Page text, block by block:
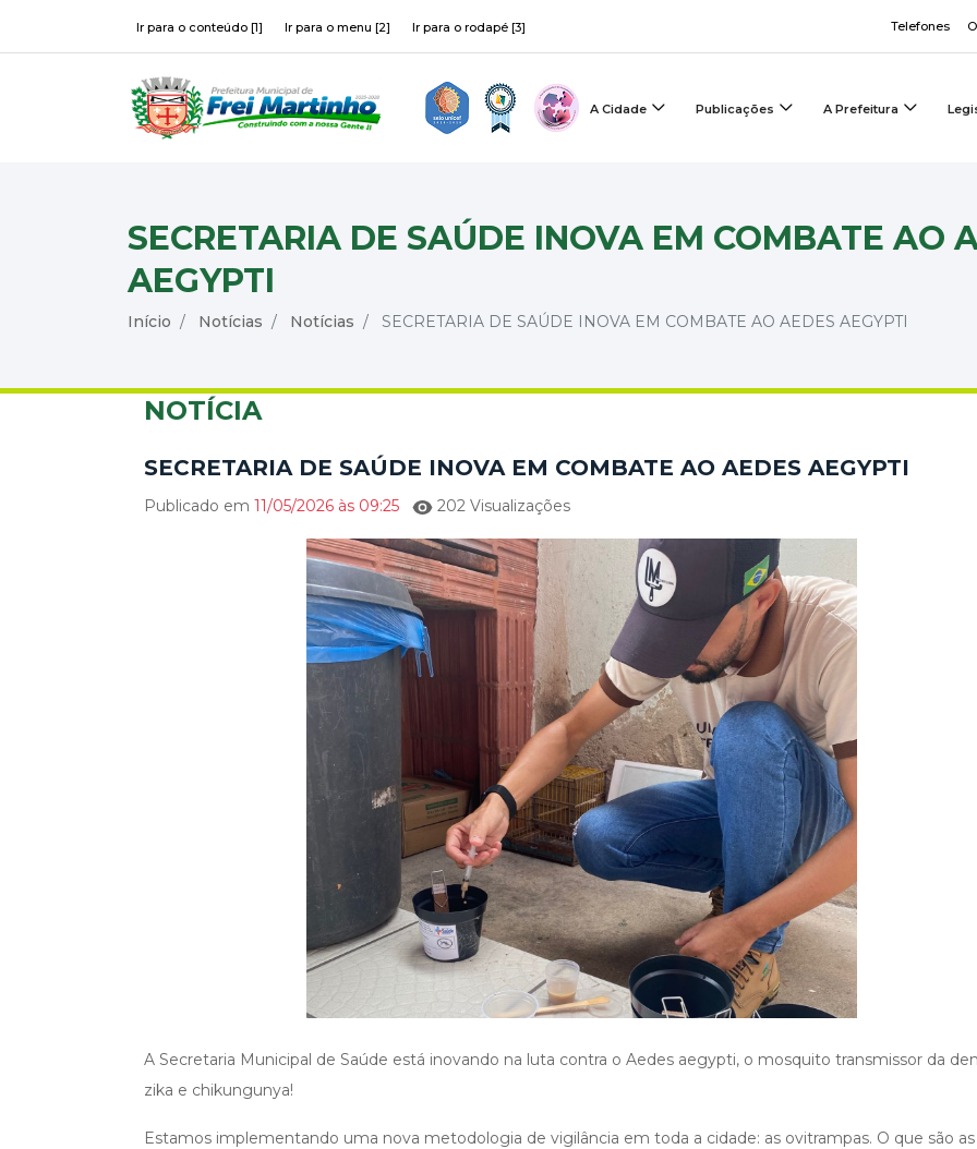
Ir para o conteúdo [1] Ir para o menu [2] Ir para o rodapé [3] Telefones
A Cidade Publicações A Prefeitura
SECRETARIA DE SAÚDE INOVA EM COMBATE AO
AEGYPTI
Início Notícias Notícias SECRETARIA DE SAÚDE INOVA EM COMBATE AO AEDES AEGYPTI
NOTÍCIA
SECRETARIA DE SAÚDE INOVA EM COMBATE AO AEDES AEGYPTI
Publicado em 11/05/2026 às 09:25 202 Visualizações
A Secretaria Municipal de Saúde está inovando na luta contra o Aedes aegypti, o mosquito transmissor da
zika e chikungunya!
Estamos implementando uma nova metodologia de vigilância em toda a cidade: as ovitrampas. O que são as